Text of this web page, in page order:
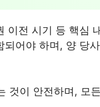
전 시기 등 핵심
어야 하며, 양 당
것이 안전하며, 모